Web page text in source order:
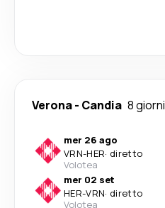
Verona- Candia 8 giorni
mer 26 ago
VRN-HER· diretto
Volotea
mer 02 set
HER-VRN· diretto
Volotea